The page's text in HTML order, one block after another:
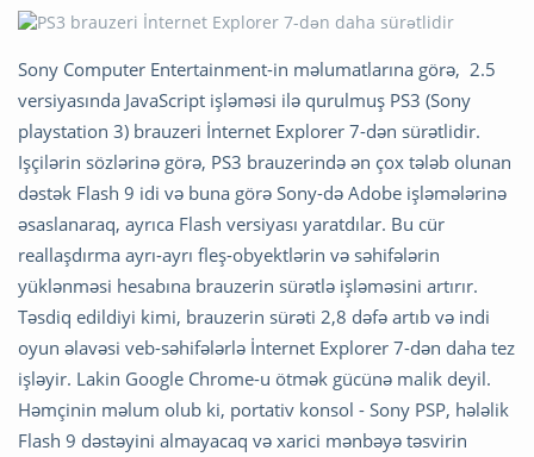
Sony Computer Entertainment-in məlumatlarına görə, 2.5
versiyasında JavaScript işləməsi ilə qurulmuş PS3 (Sony
playstation 3) brauzeri İnternet Explorer 7-dən sürətlidir.
Işçilərin sözlərinə görə, PS3 brauzerində ən çox tələb olunan
dəstək Flash 9 idi və buna görə Sony-də Adobe işləmələrinə
əsaslanaraq, ayrıca Flash versiyası yaratdılar. Bu cür
reallaşdırma ayrı-ayrı fleş-obyektlərin və səhifələrin
yüklənməsi hesabına brauzerin sürətlə işləməsini artırır.
Təsdiq edildiyi kimi, brauzerin sürəti 2,8 dəfə artıb və indi
oyun əlavəsi veb-səhifələrlə İnternet Explorer 7-dən daha tez
işləyir. Lakin Google Chrome-u ötmək gücünə malik deyil.
Həmçinin məlum olub ki, portativ konsol - Sony PSP, hələlik
Flash 9 dəstəyini almayacaq və xarici mənbəyə təsvirin